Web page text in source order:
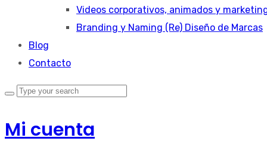
Videos corporativos, animados y
Branding y Naming (Re) Diseño de Marcas
Blog
Contacto
Mi cuenta